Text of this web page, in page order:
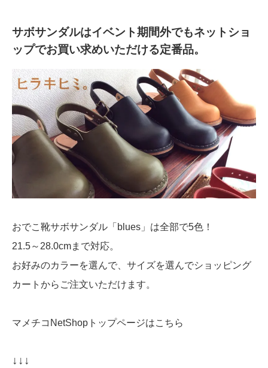
サボサンダルはイベント期間外でもネットショ
ップでお買い求めいただける定番品。
おでこ靴サボサンダル「blues」は全部で5色！
21.5～28.0cmまで対応。
お好みのカラーを選んで、サイズを選んでショッピング
カートからご注文いただけます。
マメチコNetShopトップページはこちら
↓↓↓